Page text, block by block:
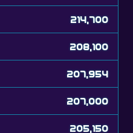
208,100
207,954
207,000
205,150
204,050